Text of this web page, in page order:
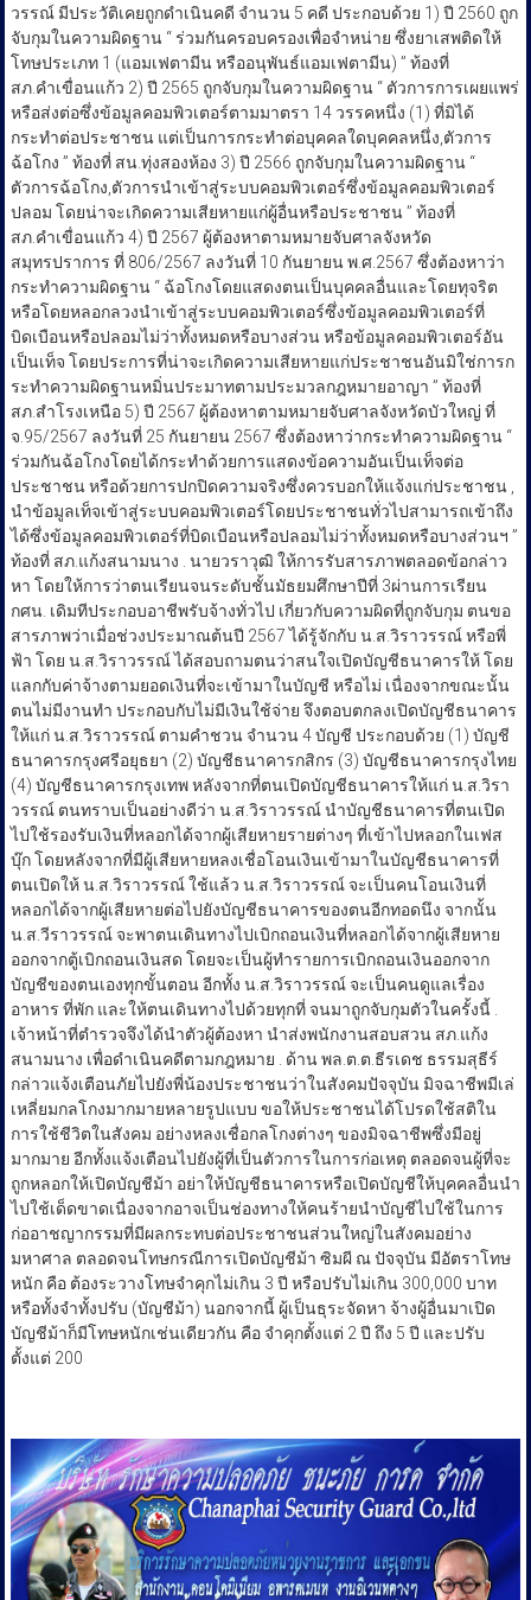
วรรณ์ มีประวัติเคยถูกดำเนินคดี จำนวน 5 คดี ประกอบด้วย 1) ปี 2560 ถูก
จับกุมในความผิดฐาน “ ร่วมกันครอบครองเพื่อจำหน่าย ซึ่งยาเสพติดให้
โทษประเภท 1 (แอมเฟตามีน หรืออนุพันธ์แอมเฟตามีน) ” ท้องที่
สภ.คำเขื่อนแก้ว 2) ปี 2565 ถูกจับกุมในความผิดฐาน “ ตัวการการเผยแพร่
หรือส่งต่อซึ่งข้อมูลคอมพิวเตอร์ตามมาตรา 14 วรรคหนึ่ง (1) ที่มิได้
กระทำต่อประชาชน แต่เป็นการกระทำต่อบุคคลใดบุคคลหนึ่ง,ตัวการ
ฉ้อโกง ” ท้องที่ สน.ทุ่งสองห้อง 3) ปี 2566 ถูกจับกุมในความผิดฐาน “
ตัวการฉ้อโกง,ตัวการนำเข้าสู่ระบบคอมพิวเตอร์ซึ่งข้อมูลคอมพิวเตอร์
ปลอม โดยน่าจะเกิดความเสียหายแก่ผู้อื่นหรือประชาชน ” ท้องที่
สภ.คำเขื่อนแก้ว 4) ปี 2567 ผู้ต้องหาตามหมายจับศาลจังหวัด
สมุทรปราการ ที่ 806/2567 ลงวันที่ 10 กันยายน พ.ศ.2567 ซึ่งต้องหาว่า
กระทำความผิดฐาน “ ฉ้อโกงโดยแสดงตนเป็นบุคคลอื่นและโดยทุจริต
หรือโดยหลอกลวงนำเข้าสู่ระบบคอมพิวเตอร์ซึ่งข้อมูลคอมพิวเตอร์ที่
บิดเบือนหรือปลอมไม่ว่าทั้งหมดหรือบางส่วน หรือข้อมูลคอมพิวเตอร์อัน
เป็นเท็จ โดยประการที่น่าจะเกิดความเสียหายแก่ประชาชนอันมิใช่การก
ระทำความผิดฐานหมิ่นประมาทตามประมวลกฎหมายอาญา ” ท้องที่
สภ.สำโรงเหนือ 5) ปี 2567 ผู้ต้องหาตามหมายจับศาลจังหวัดบัวใหญ่ ที่
จ.95/2567 ลงวันที่ 25 กันยายน 2567 ซึ่งต้องหาว่ากระทำความผิดฐาน “
ร่วมกันฉ้อโกงโดยได้กระทำด้วยการแสดงข้อความอันเป็นเท็จต่อ
ประชาชน หรือด้วยการปกปิดความจริงซึ่งควรบอกให้แจ้งแก่ประชาชน ,
นำข้อมูลเท็จเข้าสู่ระบบคอมพิวเตอร์โดยประชาชนทั่วไปสามารถเข้าถึง
ได้ซึ่งข้อมูลคอมพิวเตอร์ที่บิดเบือนหรือปลอมไม่ว่าทั้งหมดหรือบางส่วนฯ ”
ท้องที่ สภ.แก้งสนามนาง . นายวราวุฒิ ให้การรับสารภาพตลอดข้อกล่าว
หา โดยให้การว่าตนเรียนจนระดับชั้นมัธยมศึกษาปีที่ 3ผ่านการเรียน
กศน. เดิมทีประกอบอาชีพรับจ้างทั่วไป เกี่ยวกับความผิดที่ถูกจับกุม ตนขอ
สารภาพว่าเมื่อช่วงประมาณต้นปี 2567 ได้รู้จักกับ น.ส.วิราวรรณ์ หรือพี่
ฟ้า โดย น.ส.วิราวรรณ์ ได้สอบถามตนว่าสนใจเปิดบัญชีธนาคารให้ โดย
แลกกับค่าจ้างตามยอดเงินที่จะเข้ามาในบัญชี หรือไม่ เนื่องจากขณะนั้น
ตนไม่มีงานทำ ประกอบกับไม่มีเงินใช้จ่าย จึงตอบตกลงเปิดบัญชีธนาคาร
ให้แก่ น.ส.วิราวรรณ์ ตามคำชวน จำนวน 4 บัญชี ประกอบด้วย (1) บัญชี
ธนาคารกรุงศรีอยุธยา (2) บัญชีธนาคารกสิกร (3) บัญชีธนาคารกรุงไทย
(4) บัญชีธนาคารกรุงเทพ หลังจากที่ตนเปิดบัญชีธนาคารให้แก่ น.ส.วิรา
วรรณ์ ตนทราบเป็นอย่างดีว่า น.ส.วิราวรรณ์ นำบัญชีธนาคารที่ตนเปิด
ไปใช้รองรับเงินที่หลอกได้จากผู้เสียหายรายต่างๆ ที่เข้าไปหลอกในเฟส
บุ๊ก โดยหลังจากที่มีผู้เสียหายหลงเชื่อโอนเงินเข้ามาในบัญชีธนาคารที่
ตนเปิดให้ น.ส.วิราวรรณ์ ใช้แล้ว น.ส.วิราวรรณ์ จะเป็นคนโอนเงินที่
หลอกได้จากผู้เสียหายต่อไปยังบัญชีธนาคารของตนอีกทอดนึง จากนั้น
น.ส.วีราวรรณ์ จะพาตนเดินทางไปเบิกถอนเงินที่หลอกได้จากผู้เสียหาย
ออกจากตู้เบิกถอนเงินสด โดยจะเป็นผู้ทำรายการเบิกถอนเงินออกจาก
บัญชีของตนเองทุกขั้นตอน อีกทั้ง น.ส.วิราวรรณ์ จะเป็นคนดูแลเรื่อง
อาหาร ที่พัก และให้ตนเดินทางไปด้วยทุกที่ จนมาถูกจับกุมตัวในครั้งนี้ .
เจ้าหน้าที่ตำรวจจึงได้นำตัวผู้ต้องหา นำส่งพนักงานสอบสวน สภ.แก้ง
สนามนาง เพื่อดำเนินคดีตามกฎหมาย . ด้าน พล.ต.ต.ธีรเดช ธรรมสุธีร์
กล่าวแจ้งเตือนภัยไปยังพี่น้องประชาชนว่าในสังคมปัจจุบัน มิจฉาชีพมีเล่
เหลี่ยมกลโกงมากมายหลายรูปแบบ ขอให้ประชาชนได้โปรดใช้สติใน
การใช้ชีวิตในสังคม อย่างหลงเชื่อกลโกงต่างๆ ของมิจฉาชีพซึ่งมีอยู่
มากมาย อีกทั้งแจ้งเตือนไปยังผู้ที่เป็นตัวการในการก่อเหตุ ตลอดจนผู้ที่จะ
ถูกหลอกให้เปิดบัญชีม้า อย่าให้บัญชีธนาคารหรือเปิดบัญชีให้บุคคลอื่นนำ
ไปใช้เด็ดขาดเนื่องจากอาจเป็นช่องทางให้คนร้ายนำบัญชีไปใช้ในการ
ก่ออาชญากรรมที่มีผลกระทบต่อประชาชนส่วนใหญ่ในสังคมอย่าง
มหาศาล ตลอดจนโทษกรณีการเปิดบัญชีม้า ซิมผี ณ ปัจจุบัน มีอัตราโทษ
หนัก คือ ต้องระวางโทษจำคุกไม่เกิน 3 ปี หรือปรับไม่เกิน 300,000 บาท
หรือทั้งจำทั้งปรับ (บัญชีม้า) นอกจากนี้ ผู้เป็นธุระจัดหา จ้างผู้อื่นมาเปิด
บัญชีม้าก็มีโทษหนักเช่นเดียวกัน คือ จำคุกตั้งแต่ 2 ปี ถึง 5 ปี และปรับ
ตั้งแต่ 200